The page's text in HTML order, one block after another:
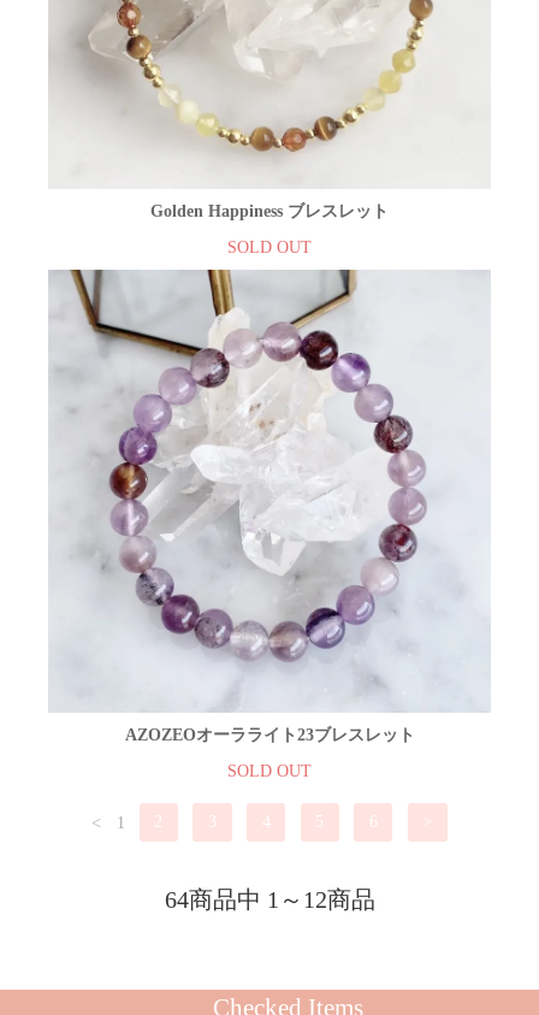
Golden Happiness ブレスレット
SOLD OUT
AZOZEOオーラライト23ブレスレット
SOLD OUT
< 1 2 3 4 5 6 >
64商品中 1～12商品
Checked Items